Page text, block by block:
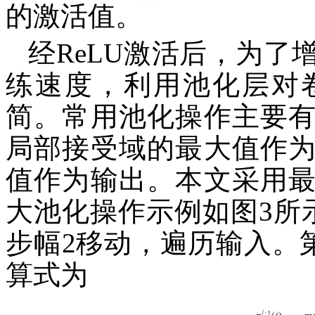
的激活值。
经ReLU激活后，为了
练速度，利用池化层对
简。常用池化操作主要
局部接受域的最大值作
值作为输出。本文采用
大池化操作示例如图3所
步幅2移动，遍历输入。
算式为